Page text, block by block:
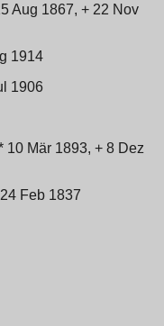
Aug 1867, + 22 Nov
1914
1906
10 Mär 1893, + 8 Dez
Feb 1837